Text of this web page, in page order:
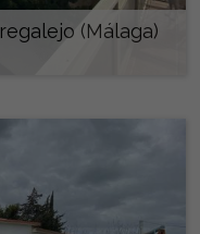
(Málaga)